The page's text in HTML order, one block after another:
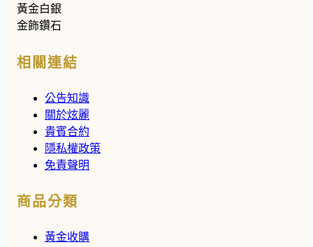
黃金白銀
金飾鑽石
相關連結
公告知識
關於炫麗
貴賓合約
隱私權政策
免責聲明
商品分類
黃金收購